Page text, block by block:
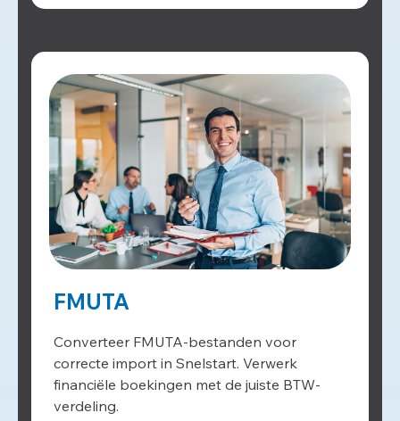
FMUTA
Converteer FMUTA-bestanden voor
correcte import in Snelstart. Verwerk
financiële boekingen met de juiste BTW-
verdeling.